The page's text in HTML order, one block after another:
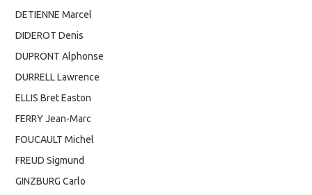
DETIENNE Marcel
DIDEROT Denis
DUPRONT Alphonse
DURRELL Lawrence
ELLIS Bret Easton
FERRY Jean-Marc
FOUCAULT Michel
FREUD Sigmund
GINZBURG Carlo